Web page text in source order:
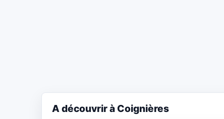
A découvrir à Coignières